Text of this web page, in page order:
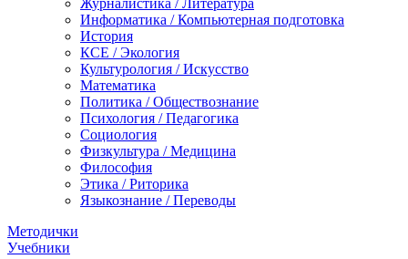
Информатика / Компьютерная подготовка
История
КСЕ / Экология
Культурология / Искусство
Математика
Политика / Обществознание
Психология / Педагогика
Социология
Физкультура / Медицина
Философия
Этика / Риторика
Языкознание / Переводы
Методички
Учебники